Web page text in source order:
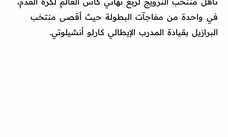
في واحدة من مفاجآت البطولة حيث أقصى منتخب
البرازيل بقيادة المدرب الإيطالي كارلو أنشيلوتي.